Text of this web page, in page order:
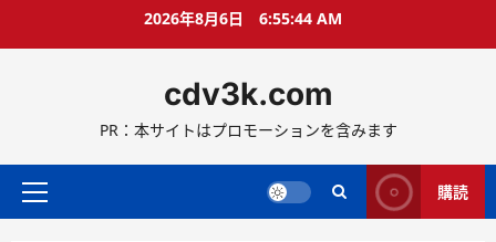
ス
ッ
2026年8月6日 6:55:46 AM
cdv3k.com
PR：本サイトはプロモーションを含みます
メ
購読